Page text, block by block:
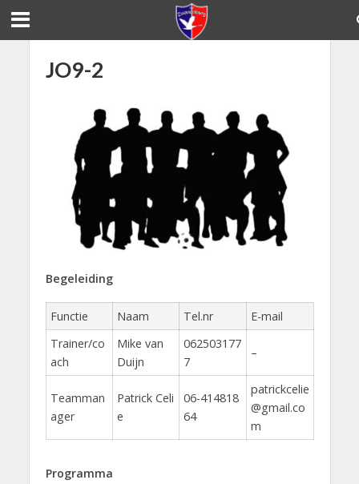
JO9-2
Begeleiding
Functie Naam Tel.nr
E-mail
Trainer/co
ach
Mike van
Duijn
062503177
7
–
Teamman
ager
Patrick Celi
e
06-414818
64
patrickcelie
@gmail.co
m
Programma